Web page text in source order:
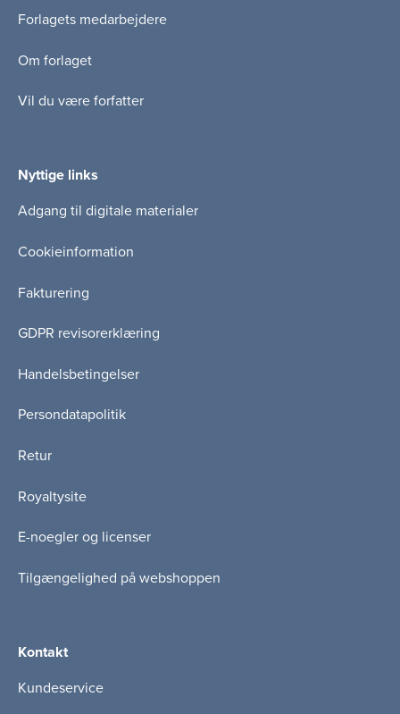
Forlagets medarbejdere
Om forlaget
Vil du være forfatter
Nyttige links
Adgang til digitale materialer
Cookieinformation
Fakturering
GDPR revisorerklæring
Handelsbetingelser
Persondatapolitik
Retur
Royaltysite
E-noegler og licenser
Tilgængelighed på webshoppen
Kontakt
Kundeservice